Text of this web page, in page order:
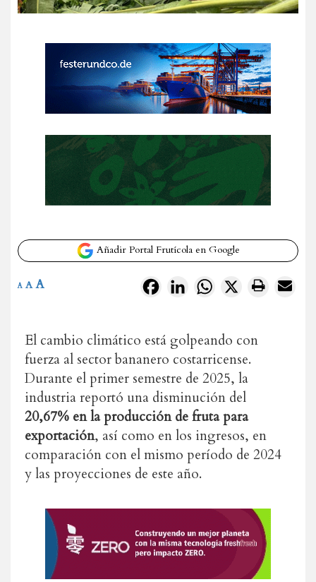
Añadir Portal Frutícola en Google
FacebookLinkedInWhatsApp
X
A A A
El cambio climático está golpeando con
fuerza al sector bananero costarricense.
Durante el primer semestre de 2025, la
industria reportó una disminución del
20,67% en la producción de fruta para
exportación, así como en los ingresos, en
comparación con el mismo período de 2024
y las proyecciones de este año.